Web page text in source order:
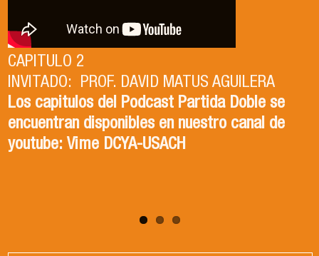
CAPITULO 2
INVITADO: PROF. DAVID MATUS AGUILERA
Los capitulos del Podcast Partida Doble se
encuentran disponibles en nuestro canal de
youtube: Vime DCYA-USACH
CAPITULO 1
INVITADA: DRA. ISABEL TORRES ZAPATA
Los capitulos del Podcast Partida Doble se
encuentran disponibles en nuestro canal de